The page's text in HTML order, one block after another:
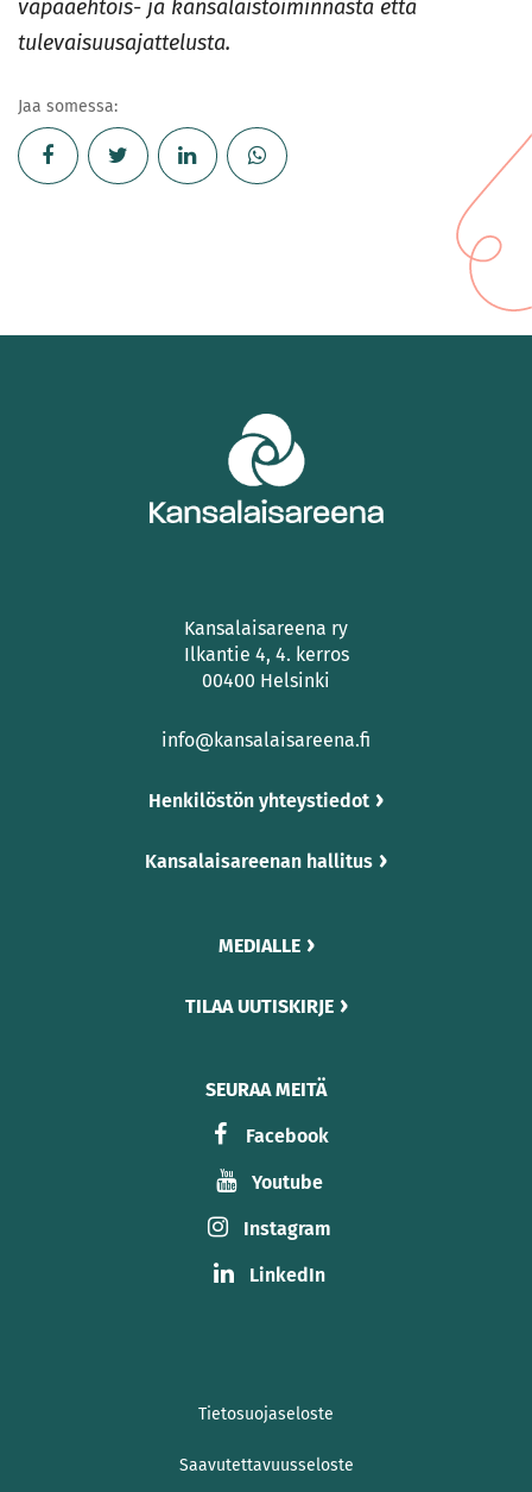
vapaaehtois- ja kansalaistoiminnasta että
tulevaisuusajattelusta.
Jaa somessa:
Kansalaisareena ry
Ilkantie 4, 4. kerros
00400 Helsinki
info@kansalaisareena.fi
Henkilöstön yhteystiedot
Kansalaisareenan hallitus
MEDIALLE
TILAA UUTISKIRJE
SEURAA MEITÄ
Facebook
Youtube
Instagram
LinkedIn
Tietosuojaseloste
Saavutettavuusseloste